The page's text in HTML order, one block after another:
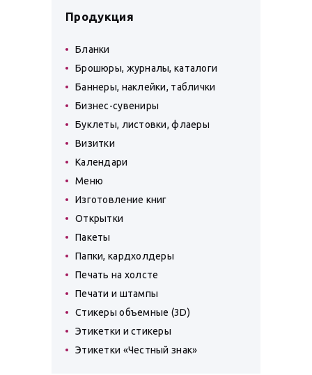
Продукция
Бланки
Брошюры, журналы, каталоги
Баннеры, наклейки, таблички
Бизнес-сувениры
Буклеты, листовки, флаеры
Визитки
Календари
Меню
Изготовление книг
Открытки
Пакеты
Папки, кардхолдеры
Печать на холсте
Печати и штампы
Стикеры объемные (3D)
Этикетки и стикеры
Этикетки «Честный знак»